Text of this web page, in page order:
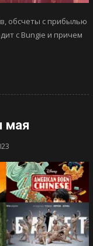
обсчеты с прибылью
с Bungie и причем
мая